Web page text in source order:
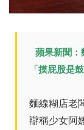
蘋果新聞：
「摸屁股是
麵線糊店老
辯稱少女阿